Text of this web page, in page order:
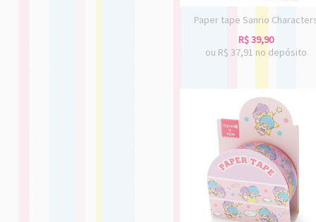
Paper tape Sanrio
R$39,90
ou R$ 37,91 no depósito